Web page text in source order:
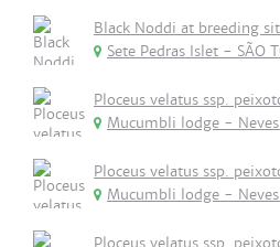
Black Noddi at breeding
Sete Pedras Islet - SÃO
Ploceus velatus ssp.
Mucumbli lodge -
Ploceus velatus ssp.
Mucumbli lodge -
Ploceus velatus ssp.